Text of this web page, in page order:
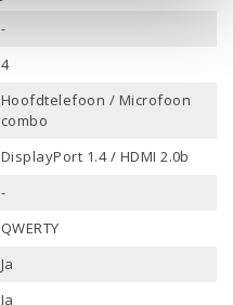
-
4
Hoofdtelefoon / Microfoon
combo
DisplayPort 1.4 / HDMI 2.0b
-
QWERTY
Ja
Ja